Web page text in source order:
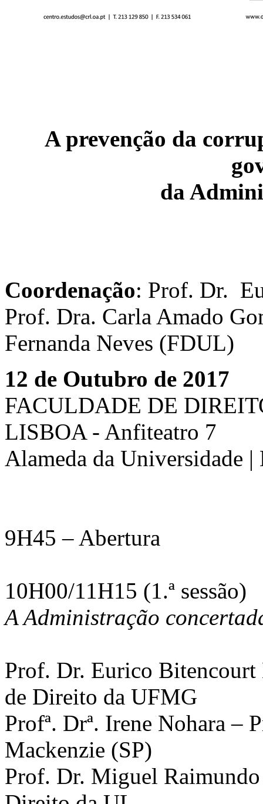
A prevenção da
da
Coordenação: Prof. Dr.
Prof. Dra. Carla Amado
Fernanda Neves (FDUL)
12 de Outubro de 2017
FACULDADE DE
LISBOA - Anfiteatro 7
Alameda da Universidade |
9H45 – Abertura
10H00/11H15 (1.ª sessão)
A Administração
Prof. Dr. Eurico Bitencourt
de Direito da UFMG
Profª. Drª. Irene Nohara –
Mackenzie (SP)
Prof. Dr. Miguel Raimundo